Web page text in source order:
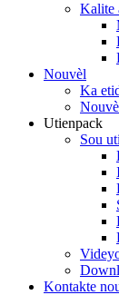
Kalite
Nouvèl
Ka
Utienpack
Sou
Kontakte